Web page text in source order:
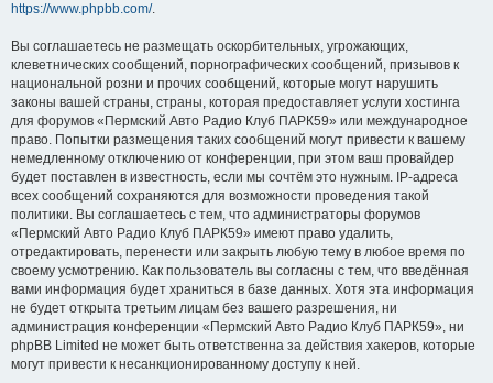
https://www.phpbb.com/.
Вы соглашаетесь не размещать оскорбительных, угрожающих,
клеветнических сообщений, порнографических сообщений, призывов к
национальной розни и прочих сообщений, которые могут нарушить
законы вашей страны, страны, которая предоставляет услуги хостинга
для форумов «Пермский Авто Радио Клуб ПАРК59» или международное
право. Попытки размещения таких сообщений могут привести к вашему
немедленному отключению от конференции, при этом ваш провайдер
будет поставлен в известность, если мы сочтём это нужным. IP-адреса
всех сообщений сохраняются для возможности проведения такой
политики. Вы соглашаетесь с тем, что администраторы форумов
«Пермский Авто Радио Клуб ПАРК59» имеют право удалить,
отредактировать, перенести или закрыть любую тему в любое время по
своему усмотрению. Как пользователь вы согласны с тем, что введённая
вами информация будет храниться в базе данных. Хотя эта информация
не будет открыта третьим лицам без вашего разрешения, ни
администрация конференции «Пермский Авто Радио Клуб ПАРК59», ни
phpBB Limited не может быть ответственна за действия хакеров, которые
могут привести к несанкционированному доступу к ней.